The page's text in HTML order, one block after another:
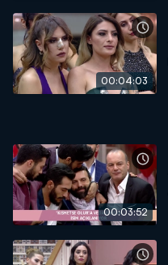
00:04:03
00:03:52